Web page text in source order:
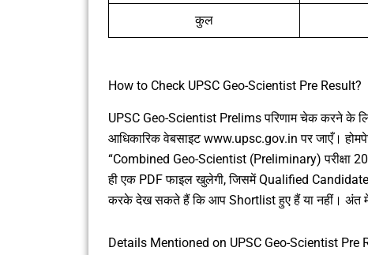
कुल
How to Check UPSC Geo-Scientist Pre Result?
UPSC Geo-Scientist Prelims परिणाम चेक करने के
आधिकारिक वेबसाइट www.upsc.gov.in पर जाएँ।
“Combined Geo-Scientist (Preliminary) परीक्षा
ही एक PDF फाइल खुलेगी, जिसमें Qualified
करके देख सकते हैं कि आप Shortlist हुए हैं या नहीं। अंत
Details Mentioned on UPSC Geo-Scientist Pre